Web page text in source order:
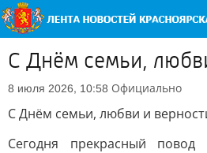
С Днём семьи,
8 июля 2026, 10:58 Официально
С Днём семьи, любви и
Сегодня прекрасный